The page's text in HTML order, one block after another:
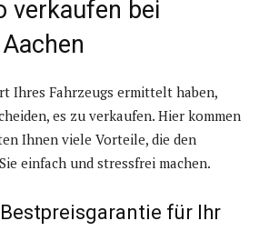
verkaufen bei
Ihres Fahrzeugs ermittelt haben,
es zu verkaufen. Hier kommen
Ihnen viele Vorteile, die den
einfach und stressfrei machen.
für Ihr